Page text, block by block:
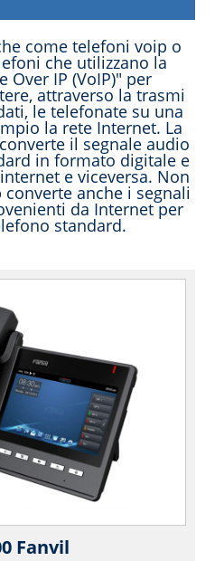
come telefoni voip o
che utilizzano la
Over IP (VoIP)" per
attraverso la trasmi
le telefonate su una
la rete Internet. La
il segnale audio
in formato digitale e
e viceversa. Non
anche i segnali
da Internet per
standard.
Fanvil